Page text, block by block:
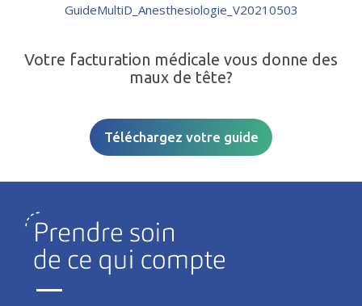
GuideMultiD_Anesthesiologie_V20210503
Votre facturation médicale vous donne des
maux de tête?
Téléchargez votre guide